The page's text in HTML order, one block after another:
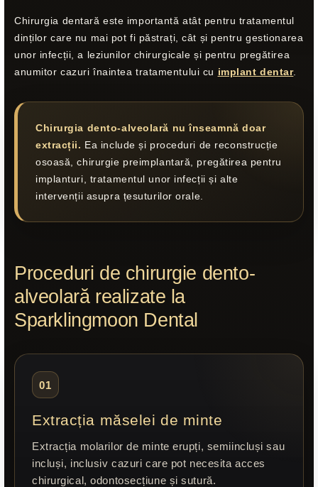
Chirurgia dentară este importantă atât pentru tratamentul
dinților care nu mai pot fi păstrați, cât și pentru gestionarea
unor infecții, a leziunilor chirurgicale și pentru pregătirea
anumitor cazuri înaintea tratamentului cu implant dentar.
Chirurgia dento-alveolară nu înseamnă doar
extracții. Ea include și proceduri de reconstrucție
osoasă, chirurgie preimplantară, pregătirea pentru
implanturi, tratamentul unor infecții și alte
intervenții asupra țesuturilor orale.
Proceduri de chirurgie dento-
alveolară realizate la
Sparklingmoon Dental
01
Extracția măselei de minte
Extracția molarilor de minte erupți, semiincluși sau
incluși, inclusiv cazuri care pot necesita acces
chirurgical, odontosecțiune și sutură.